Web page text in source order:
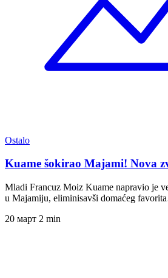
Ostalo
Kuame šokirao Majami! Nova
Mladi Francuz Moiz Kuame napravio je
u Majamiju, eliminisavši domaćeg
20 март 2 min